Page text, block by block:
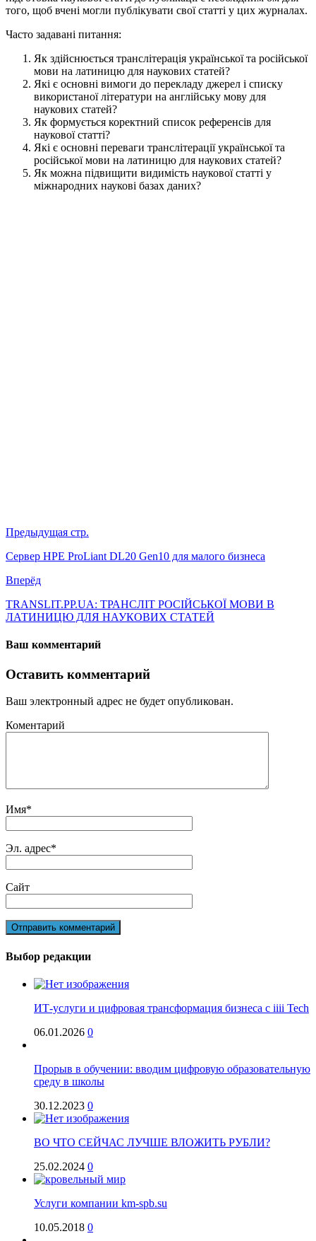
того, щоб вчені могли публікувати свої статті у цих журналах.
Часто задавані питання:
Як здійснюється транслітерація української та російської
мови на латиницю для наукових статей?
Які є основні вимоги до перекладу джерел і списку
використаної літератури на англійську мову для
наукових статей?
Як формується коректний список референсів для
наукової статті?
Які є основні переваги транслітерації української та
російської мови на латиницю для наукових статей?
Як можна підвищити видимість наукової статті у
міжнародних наукові базах даних?
Предыдущая стр.
Сервер HPE ProLiant DL20 Gen10 для малого бизнеса
Вперёд
TRANSLIT.PP.UA: ТРАНСЛІТ РОСІЙСЬКОЇ МОВИ В
ЛАТИНИЦЮ ДЛЯ НАУКОВИХ СТАТЕЙ
Ваш комментарий
Оставить комментарий
Ваш электронный адрес не будет опубликован.
Коментарий
Имя*
Эл. адрес*
Сайт
Выбор редакции
ИТ-услуги и цифровая трансформация бизнеса с iiii Tech
06.01.2026 0
Прорыв в обучении: вводим цифровую образовательную
среду в школы
30.12.2023 0
ВО ЧТО СЕЙЧАС ЛУЧШЕ ВЛОЖИТЬ РУБЛИ?
25.02.2024 0
Услуги компании km-spb.su
10.05.2018 0